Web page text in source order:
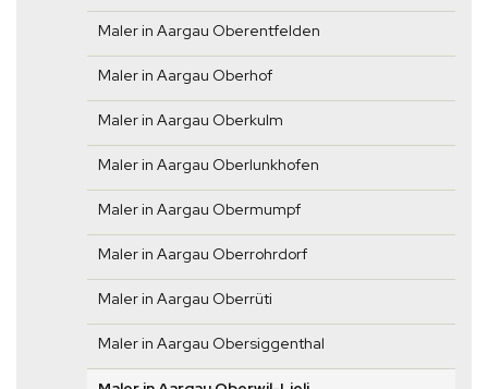
Maler in Aargau Oberentfelden
Maler in Aargau Oberhof
Maler in Aargau Oberkulm
Maler in Aargau Oberlunkhofen
Maler in Aargau Obermumpf
Maler in Aargau Oberrohrdorf
Maler in Aargau Oberrüti
Maler in Aargau Obersiggenthal